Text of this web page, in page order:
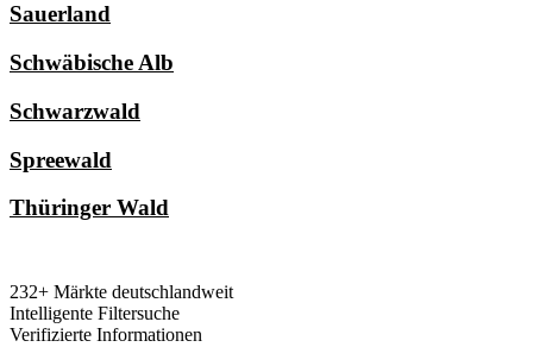
Sauerland
Schwäbische Alb
Schwarzwald
Spreewald
Thüringer Wald
232+ Märkte deutschlandweit
Intelligente Filtersuche
Verifizierte Informationen